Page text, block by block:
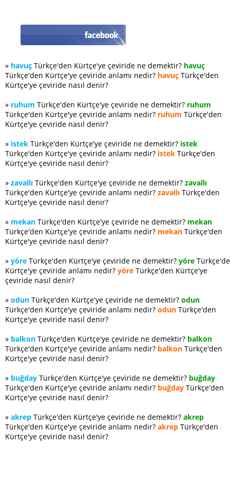
» havuç Türkçe'den Kürtçe'ye çeviride ne demektir? havuç
Türkçe'den Kürtçe'ye çeviride anlamı nedir? havuç Türkçe'den
Kürtçe'ye çeviride nasıl denir?
» ruhum Türkçe'den Kürtçe'ye çeviride ne demektir? ruhum
Türkçe'den Kürtçe'ye çeviride anlamı nedir? ruhum Türkçe'den
Kürtçe'ye çeviride nasıl denir?
» istek Türkçe'den Kürtçe'ye çeviride ne demektir? istek
Türkçe'den Kürtçe'ye çeviride anlamı nedir? istek Türkçe'den
Kürtçe'ye çeviride nasıl denir?
» zavallı Türkçe'den Kürtçe'ye çeviride ne demektir? zavallı
Türkçe'den Kürtçe'ye çeviride anlamı nedir? zavallı Türkçe'den
Kürtçe'ye çeviride nasıl denir?
» mekan Türkçe'den Kürtçe'ye çeviride ne demektir? mekan
Türkçe'den Kürtçe'ye çeviride anlamı nedir? mekan Türkçe'den
Kürtçe'ye çeviride nasıl denir?
» yöre Türkçe'den Kürtçe'ye çeviride ne demektir? yöre
Kürtçe'ye çeviride anlamı nedir? yöre Türkçe'den Kürtçe'ye
çeviride nasıl denir?
» odun Türkçe'den Kürtçe'ye çeviride ne demektir? odun
Türkçe'den Kürtçe'ye çeviride anlamı nedir? odun Türkçe'den
Kürtçe'ye çeviride nasıl denir?
» balkon Türkçe'den Kürtçe'ye çeviride ne demektir? balkon
Türkçe'den Kürtçe'ye çeviride anlamı nedir? balkon Türkçe'den
Kürtçe'ye çeviride nasıl denir?
» buğday Türkçe'den Kürtçe'ye çeviride ne demektir? buğday
Türkçe'den Kürtçe'ye çeviride anlamı nedir? buğday Türkçe'den
Kürtçe'ye çeviride nasıl denir?
» akrep Türkçe'den Kürtçe'ye çeviride ne demektir? akrep
Türkçe'den Kürtçe'ye çeviride anlamı nedir? akrep Türkçe'den
Kürtçe'ye çeviride nasıl denir?